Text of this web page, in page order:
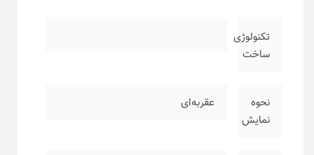
تکنولوژی
ساخت
نحوه
نمایش
عقربه‌ای